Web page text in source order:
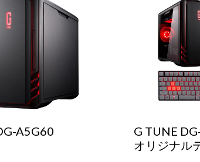
A5G60
G TUNE
オリジナル